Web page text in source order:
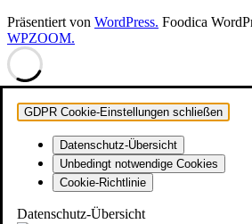
Präsentiert von WordPress. Foodica
WPZOOM.
GDPR Cookie-Einstellungen schließen
Datenschutz-Übersicht
Unbedingt notwendige Cookies
Cookie-Richtlinie
Datenschutz-Übersicht